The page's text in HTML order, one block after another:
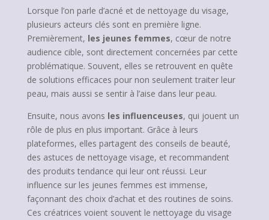
Lorsque l’on parle d’acné et de nettoyage du visage,
plusieurs acteurs clés sont en première ligne.
Premièrement, les jeunes femmes, cœur de notre
audience cible, sont directement concernées par cette
problématique. Souvent, elles se retrouvent en quête
de solutions efficaces pour non seulement traiter leur
peau, mais aussi se sentir à l’aise dans leur peau.
Ensuite, nous avons les influenceuses, qui jouent un
rôle de plus en plus important. Grâce à leurs
plateformes, elles partagent des conseils de beauté,
des astuces de nettoyage visage, et recommandent
des produits tendance qui leur ont réussi. Leur
influence sur les jeunes femmes est immense,
façonnant des choix d’achat et des routines de soins.
Ces créatrices voient souvent le nettoyage du visage